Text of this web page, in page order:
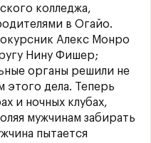
колледжа,
в Огайо.
Алекс Монро
Нину Фишер;
органы решили не
этого дела. Теперь
и ночных клубах,
мужчинам забирать
пытается